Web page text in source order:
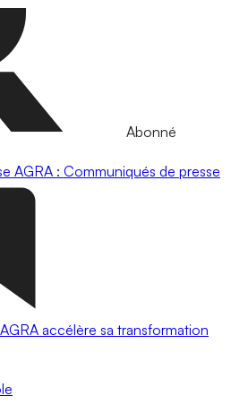
Abonné
AGRA : Communiqués de presse
accélère sa transformation